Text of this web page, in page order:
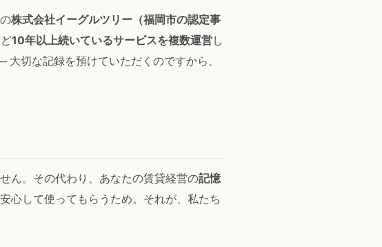
株式会社イーグルツリー（福岡市の認定事
10年以上続いているサービスを複数運営し
大切な記録を預けていただくのですから、
ん。その代わり、あなたの賃貸経営の記憶
心して使ってもらうため。それが、私たち